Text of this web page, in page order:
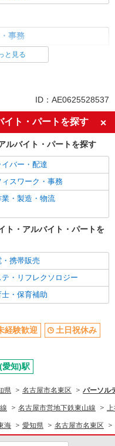
事務
保険あり
と見る
ID：AE0625528537
イト・パートを探す
ルバイト・パートを探す
イバー・配達
ィスワーク・事務
業・製造・物流
ト・アルバイト・パートを
・携帯販売
テ・リフレクソロジー
士・保育補助
経験歓迎
土日祝休み
愛知)駅
県 名古屋市名東区 パーソル
名古屋市営地下鉄東山線
海 愛知県 名古屋市名東区